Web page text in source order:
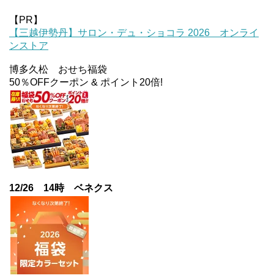
【PR】
【三越伊勢丹】サロン・デュ・ショコラ 2026 オンライ
ンストア
博多久松 おせち福袋
50％OFFクーポン & ポイント20倍!
12/26 14時 ベネクス